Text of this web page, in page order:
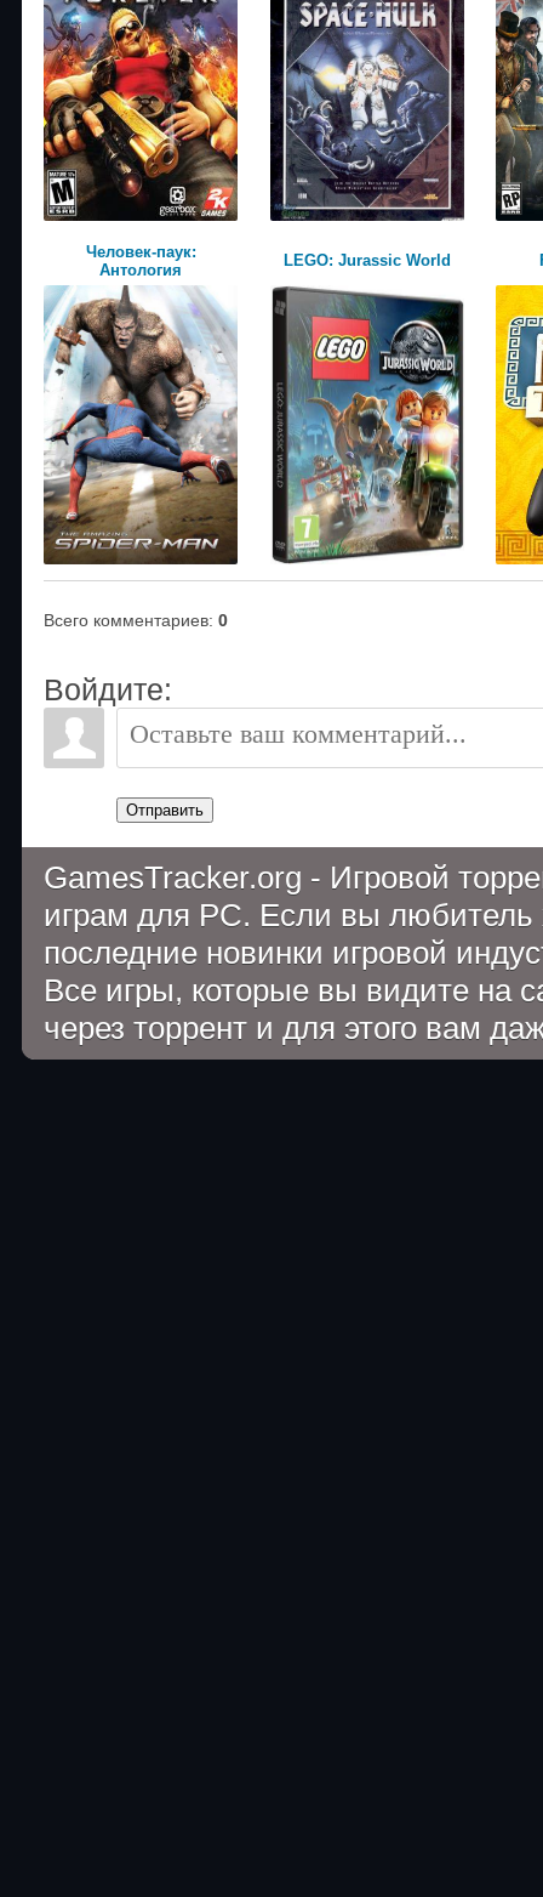
Человек-паук:
Антология
LEGO: Jurassic World
Всего комментариев: 0
Войдите:
Отправить
GamesTracker.org - Игровой
играм для PC. Если вы
последние новинки игровой
Все игры, которые вы видите на
через торрент и для этого вам